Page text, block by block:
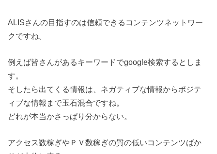
ALISさんの目指すのは信頼できるコンテンツネットワー
クですね。
例えば皆さんがあるキーワードでgoogle検索するとしま
す。
そしたら出てくる情報は、ネガティブな情報からポジテ
ィブな情報まで玉石混合ですね。
どれが本当かさっぱり分からない。
アクセス数稼ぎやＰＶ数稼ぎの質の低いコンテンツばか